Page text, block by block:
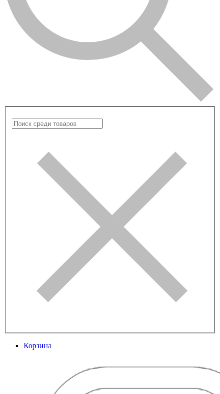
Корзина